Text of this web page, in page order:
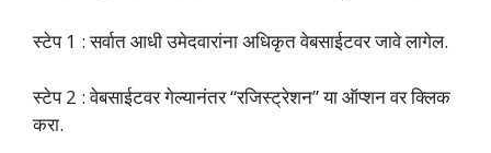
स्टेप 1 : सर्वात आधी उमेदवारांना अधिकृत वेबसाईटवर जावे लागेल.
स्टेप 2 : वेबसाईटवर गेल्यानंतर “रजिस्ट्रेशन” या ऑप्शन वर क्लिक
करा.